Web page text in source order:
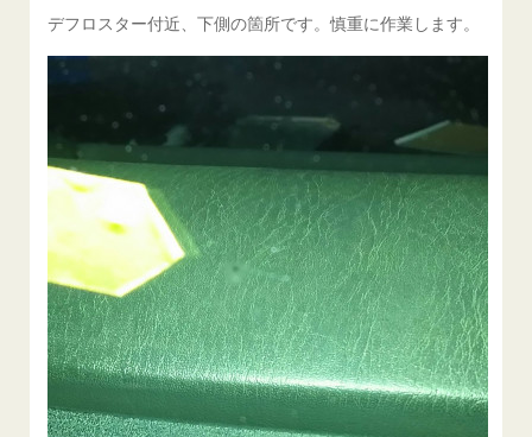
デフロスター付近、下側の箇所です。慎重に作業します。